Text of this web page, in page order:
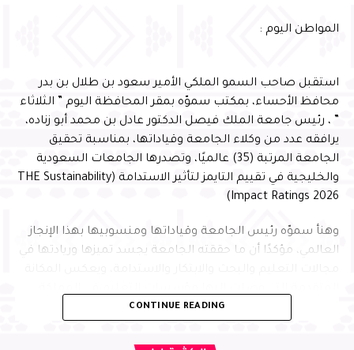
بها المحافظة في استضافة البرامج الوطنية النوعية، ويؤكد ما
مستهدفات رؤية المملكة 2030
وأعرب عضو مجلس إدارة جمعية بصمات المشرف العلمي على
البرنامج الدكتور عبدالله الجغيمان، عن شكره لسمو محافظ
الأحساء، على دعمه المتواصل واهتمامه الكبير ببرامج الجمعية
المواطن اليوم :
استقبل صاحب السمو الملكي الأمير سعود بن طلال بن بدر
محافظ الأحساء، بمكتب سموّه بمقر المحافظة اليوم ” الثلاثاء
” ، رئيس جامعة الملك فيصل الدكتور عادل بن محمد أبو زناده،
يرافقه عدد من وكلاء الجامعة وقياداتها، بمناسبة تحقيق
الجامعة المرتبة (35) عالميًا، وتصدرها الجامعات السعودية
والخليجية في تقييم التايمز لتأثير الاستدامة (THE Sustainability
Impact Ratings 2026)
وهنأ سموّه رئيس الجامعة وقياداتها ومنسوبيها بهذا الإنجاز
العالمي، مؤكدًا أن ما حققته الجامعة يجسد تميزها وريادتها في
بفضل ما تحظى به من دعم وتمكين من القيادة الرشيدة -أيدها
المملكة وحضورها في المؤشرات الدولية، متمنيًا للجامعة
CONTINUE READING